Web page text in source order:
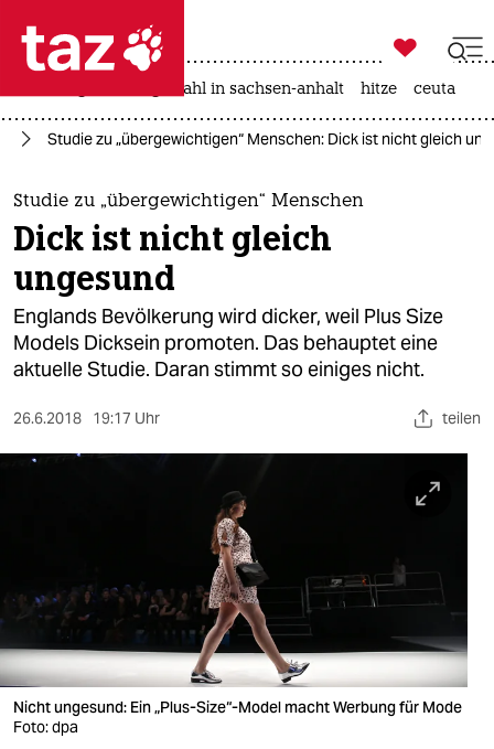
 taz zahl ich
taz zahl ich
themen
politik
öko
gesellschaft
sport
wahrheit
verlag
verlag
veranstaltungen

taz zahl ich
landtagswahl in sachsen-anhalt hitze ceuta
Studie zu „übergewichtigen“ Menschen: Dick ist nicht gleich
Studie zu „übergewichtigen“ Menschen
Dick ist nicht gleich
ungesund
Englands Bevölkerung wird dicker, weil Plus Size
Models Dicksein promoten. Das behauptet eine
aktuelle Studie. Daran stimmt so einiges nicht.
26.6.2018 19:17 Uhr teilen
Nicht ungesund: Ein „Plus-Size“-Model macht Werbung für Mode
Foto: dpa